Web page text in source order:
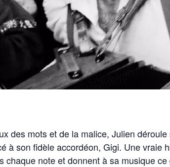
des mots et de la malice, Julien
à son fidèle accordéon, Gigi. Une vraie
chaque note et donnent à sa musique